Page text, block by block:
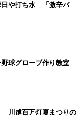
日や打ち水 「激辛バ
球グローブ作り教室
川越百万灯夏まつりの